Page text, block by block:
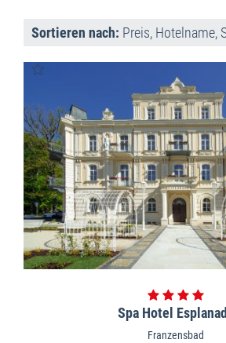
Sortieren nach: Preis, Hotelname,
Spa Hotel
Franzensbad